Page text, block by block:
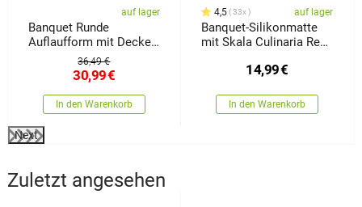
auf lager
Banquet Runde
Auflaufform mit Deckel
Culinaria Red 3 l
36,49 €
30,99€
In den Warenkorb
4,5 33x auf lager
Banquet-Silikonmatte
mit Skala Culinaria Red
14,99€
In den Warenkorb
Next
Zuletzt angesehen